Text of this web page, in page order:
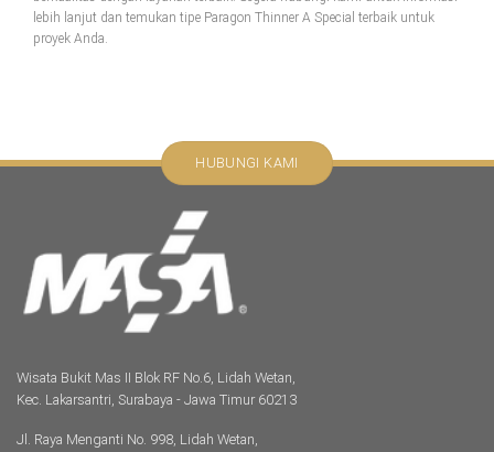
lebih lanjut dan temukan tipe Paragon Thinner A Special terbaik untuk
proyek Anda.
Wisata Bukit Mas II Blok RF No.6, Lidah Wetan,
Kec. Lakarsantri, Surabaya - Jawa Timur 60213
Jl. Raya Menganti No. 998, Lidah Wetan,
HUBUNGI KAMI